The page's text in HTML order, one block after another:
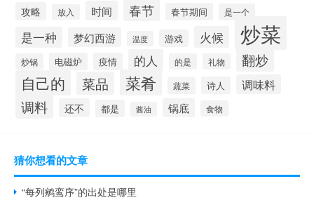
攻略 放入 时间 春节 春节期间 是一个
是一种 梦幻西游 温度 游戏 火候 炒菜
炒锅 电磁炉 疫情 的人 的是 礼物 翻炒
自己的 菜品 菜肴 蔬菜 诗人 调味料
调料 还不 都是 酱油 锅底 食物
猜你想看的文章
“每列鹓鸾序”的出处是哪里